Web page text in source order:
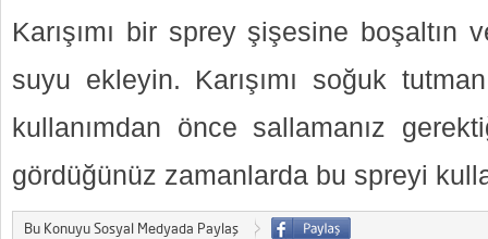
Karışımı bir sprey şişesine boşaltın
suyu ekleyin. Karışımı soğuk
kullanımdan önce sallamanız
gördüğünüz zamanlarda bu spreyi
Bu Konuyu Sosyal Medyada Paylaş